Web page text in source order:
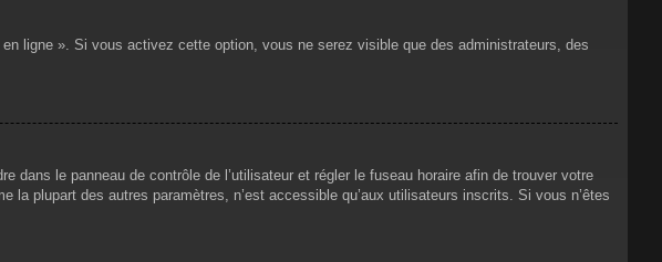
ligne ». Si vous activez cette option, vous ne serez visible que des administrateurs, des
dans le panneau de contrôle de l’utilisateur et régler le fuseau horaire afin de trouver votre
plupart des autres paramètres, n’est accessible qu’aux utilisateurs inscrits. Si vous n’êtes